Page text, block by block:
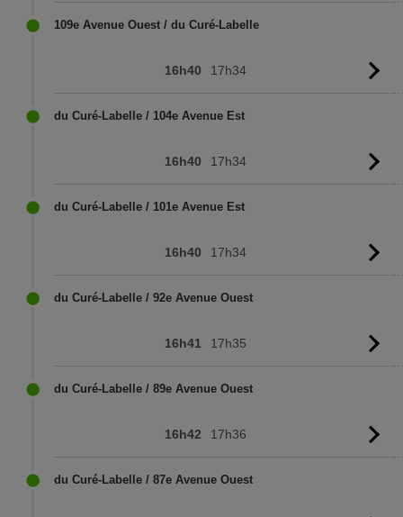
109e Avenue Ouest / du Curé-Labelle
16h40 17h34
du Curé-Labelle / 104e Avenue Est
16h40 17h34
du Curé-Labelle / 101e Avenue Est
16h40 17h34
du Curé-Labelle / 92e Avenue Ouest
16h41 17h35
du Curé-Labelle / 89e Avenue Ouest
16h42 17h36
du Curé-Labelle / 87e Avenue Ouest